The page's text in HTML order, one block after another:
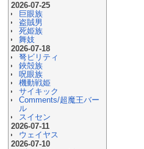
2026-07-25
巨眼族
盗賊男
死姫族
舞妓
2026-07-18
弩ビリティ
鋏殻族
呪眼族
機動戦姫
サイキック
Comments/超魔王バー
ル
スイセン
2026-07-11
ウェイヤス
2026-07-10